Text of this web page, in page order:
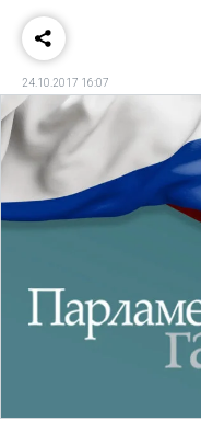
24.10.2017 16:07